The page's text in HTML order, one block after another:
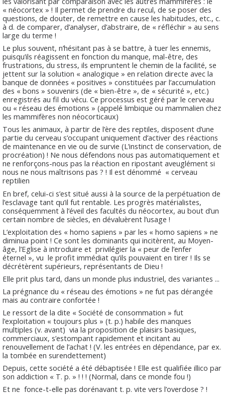
« néocortex » ! Il permet de prendre du recul, de se poser des
questions, de douter, de remettre en cause les habitudes, etc., c.
à d. de comparer, d’analyser, d’abstraire, de « réfléchir » au sens
large du terme !
Le plus souvent, n’hésitant pas à se battre, à tuer les ennemis,
puisqu’ils réagissent en fonction du manque, mal-être, des
frustrations, du stress, ils empruntent le chemin de la facilité, se
jettent sur la solution « analogique » en relation directe avec la
banque de données « positives » constituées par l’accumulation
des « bons » souvenirs (de « bien-être », de « sécurité », etc.)
enregistrés au fil du vécu. Ce processus est géré par le cerveau
ou « réseau des émotions » (appelé limbique ou mammalien chez
les mammifères non néocorticaux)
Tous les animaux, à partir de l’ère des reptiles, disposent d’une
partie du cerveau s’occupant uniquement d’activer des réactions
de maintenance en vie ou de survie (L’instinct de conservation, de
procréation) ! Ne nous défendons nous pas automatiquement et
ne renforçons-nous pas la réaction en ripostant aveuglément si
nous ne nous maîtrisons pas ? ! Il est dénommé « cerveau
reptilien
En bref, celui-ci s’est situé aussi à la source de la perpétuation de
l’esclavage tant qu’il fut rentable. Les progrès matérialistes,
conséquemment à l’éveil des facultés du néocortex, au bout d’un
certain nombre de siècles, en dévaluèrent l’usage !
L’exploitation des « homo sapiens » par les « homo sapiens » ne
diminua point ! Ce sont les dominants qui incitèrent, au Moyen-
âge, l’Eglise à introduire et privilégier la « peur de l’enfer
éternel », vu le profit immédiat qu’ils pouvaient en tirer ! Ils se
décrétèrent supérieurs, représentants de Dieu !
Elle prit plus tard, dans un monde plus industriel, des variantes ...
La prégnance du « réseau des émotions » ne fut pas dérangée
mais au contraire confortée !
Le ressort de la dite « Société de consommation » fut
l’exploitation « toujours plus » (t. p.) habile des manques
multiples (v. avant) via la proposition de plaisirs basiques,
commerciaux, s’estompant rapidement et incitant au
renouvellement de l’achat ! (V. les entrées en dépendance, par ex.
la tombée en surendettement)
Depuis, cette société a été débaptisée ! Elle est qualifiée illico par
son addiction « T. p. » ! ! ! (Normal, dans ce monde fou !)
Et ne fonce-t-elle pas dorénavant t. p. vite vers l’overdose ? !